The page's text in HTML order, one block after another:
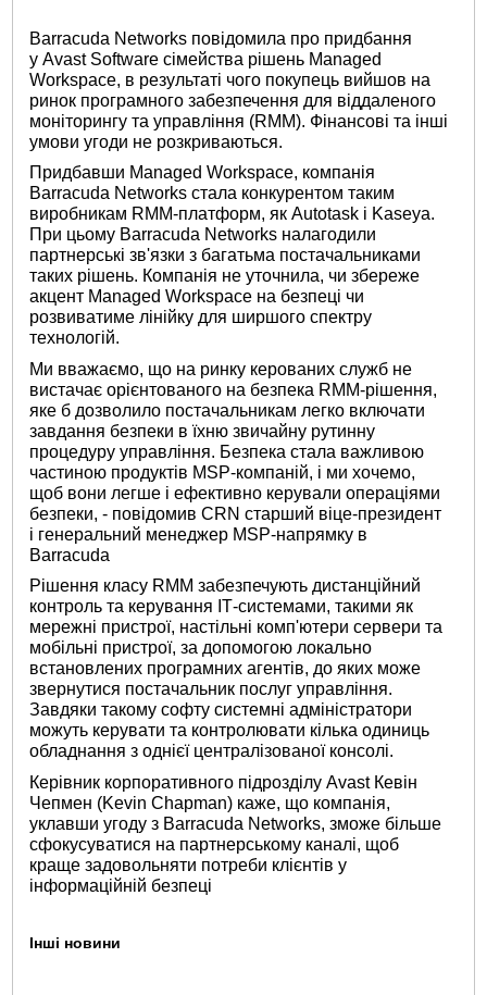
Barracuda Networks повідомила про придбання
у Avast Software сімейства рішень Managed
Workspace, в результаті чого покупець вийшов на
ринок програмного забезпечення для віддаленого
моніторингу та управління (RMM). Фінансові та інші
умови угоди не розкриваються.
Придбавши Managed Workspace, компанія
Barracuda Networks стала конкурентом таким
виробникам RMM-платформ, як Autotask і Kaseya.
При цьому Barracuda Networks налагодили
партнерські зв'язки з багатьма постачальниками
таких рішень. Компанія не уточнила, чи збереже
акцент Managed Workspace на безпеці чи
розвиватиме лінійку для ширшого спектру
технологій.
Ми вважаємо, що на ринку керованих служб не
вистачає орієнтованого на безпека RMM-рішення,
яке б дозволило постачальникам легко включати
завдання безпеки в їхню звичайну рутинну
процедуру управління. Безпека стала важливою
частиною продуктів MSP-компаній, і ми хочемо,
щоб вони легше і ефективно керували операціями
безпеки, - повідомив CRN старший віце-президент
і генеральний менеджер MSP-напрямку в
Barracuda
Рішення класу RMM забезпечують дистанційний
контроль та керування ІТ-системами, такими як
мережні пристрої, настільні комп'ютери сервери та
мобільні пристрої, за допомогою локально
встановлених програмних агентів, до яких може
звернутися постачальник послуг управління.
Завдяки такому софту системні адміністратори
можуть керувати та контролювати кілька одиниць
обладнання з однієї централізованої консолі.
Керівник корпоративного підрозділу Avast Кевін
Чепмен (Kevin Chapman) каже, що компанія,
уклавши угоду з Barracuda Networks, зможе більше
сфокусуватися на партнерському каналі, щоб
краще задовольняти потреби клієнтів у
інформаційній безпеці
Інші новини